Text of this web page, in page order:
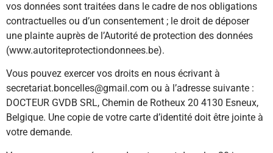
vos données sont traitées dans le cadre de nos obligations
contractuelles ou d’un consentement ; le droit de déposer
une plainte auprès de l’Autorité de protection des données
(www.autoriteprotectiondonnees.be).
Vous pouvez exercer vos droits en nous écrivant à
secretariat.boncelles@gmail.com ou à l’adresse suivante :
DOCTEUR GVDB SRL, Chemin de Rotheux 20 4130 Esneux,
Belgique. Une copie de votre carte d’identité doit être jointe à
votre demande.